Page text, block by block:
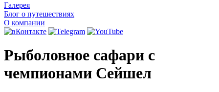
Галерея
Блог о путешествиях
О компании
Рыболовное сафари с
чемпионами Сейшел